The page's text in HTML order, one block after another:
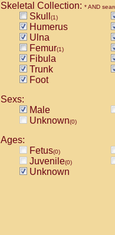
Skeletal Collection: * AND
Skull (1)
Humerus
Ulna
Femur(1)
Fibula
Trunk
Foot
Sexs:
Male
Unknown(0)
Ages:
Fetus(0)
Juvenile(0)
Unknown